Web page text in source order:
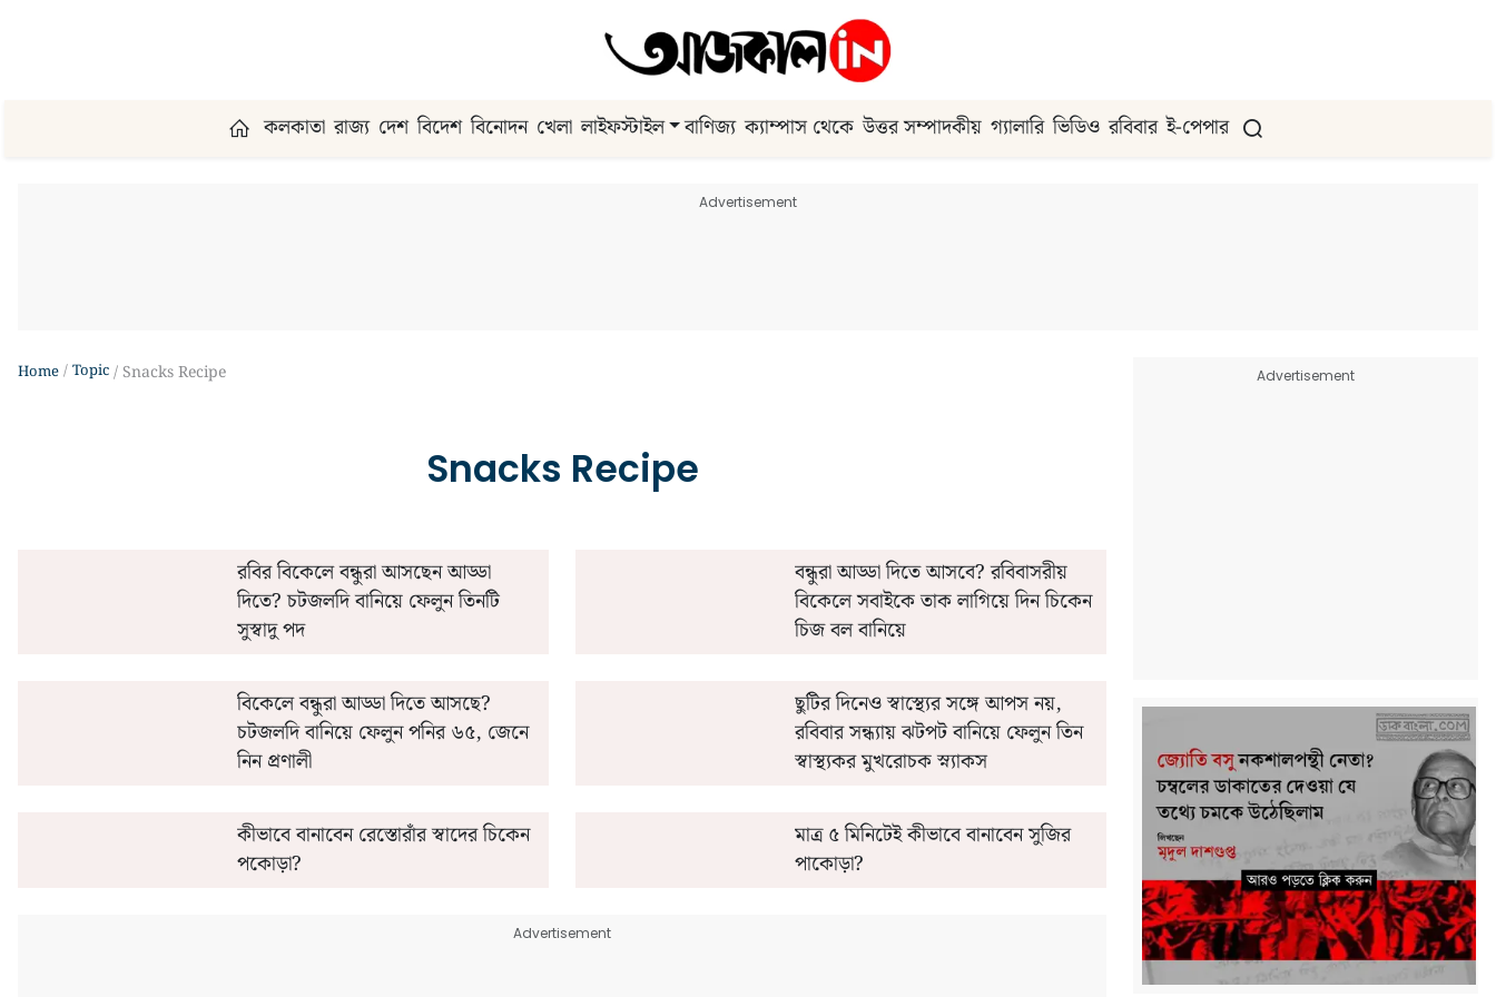
কলকাতা রাজ্য দেশ বিদেশ বিনোদন খেলা লাইফস্টাইল বাণিজ্য ক্যাম্পাস থেকে উত্তর সম্পাদকীয় গ্যালারি ভিডিও রবিবার ই-পেপার
Advertisement
Home Topic Snacks Recipe
Snacks Recipe
রবির বিকেলে বন্ধুরা আসছেন আড্ডা
দিতে? চটজলদি বানিয়ে ফেলুন তিনটি
সুস্বাদু পদ
বন্ধুরা আড্ডা দিতে আসবে? রবিবাসরীয়
বিকেলে সবাইকে তাক লাগিয়ে দিন চিকেন
চিজ বল বানিয়ে
বিকেলে বন্ধুরা আড্ডা দিতে আসছে?
চটজলদি বানিয়ে ফেলুন পনির ৬৫, জেনে
নিন প্রণালী
ছুটির দিনেও স্বাস্থ্যের সঙ্গে আপস নয়,
রবিবার সন্ধ্যায় ঝটপট বানিয়ে ফেলুন তিন
স্বাস্থ্যকর মুখরোচক স্ন্যাকস
কীভাবে বানাবেন রেস্তোরাঁর স্বাদের চিকেন
পকোড়া?
মাত্র ৫ মিনিটেই কীভাবে বানাবেন সুজির
পাকোড়া?
Advertisement
Advertisement